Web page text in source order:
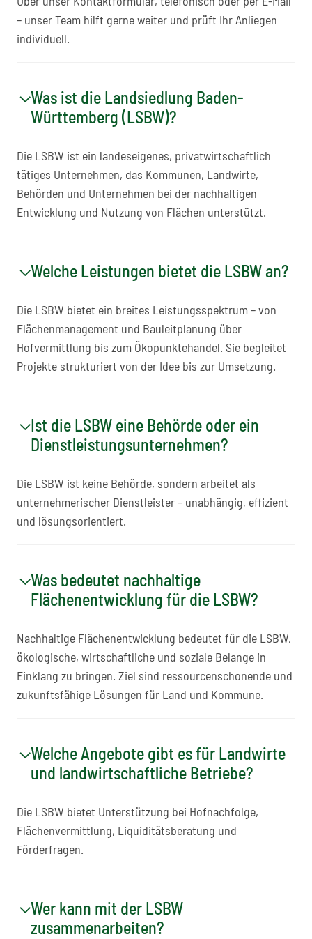
– unser Team hilft gerne weiter und prüft Ihr Anliegen
individuell.
Was ist die Landsiedlung Baden-
Württemberg (LSBW)?
Die LSBW ist ein landeseigenes, privatwirtschaftlich
tätiges Unternehmen, das Kommunen, Landwirte,
Behörden und Unternehmen bei der nachhaltigen
Entwicklung und Nutzung von Flächen unterstützt.
Welche Leistungen bietet die LSBW an?
Die LSBW bietet ein breites Leistungsspektrum – von
Flächenmanagement und Bauleitplanung über
Hofvermittlung bis zum Ökopunktehandel. Sie begleitet
Projekte strukturiert von der Idee bis zur Umsetzung.
Ist die LSBW eine Behörde oder ein
Dienstleistungsunternehmen?
Die LSBW ist keine Behörde, sondern arbeitet als
unternehmerischer Dienstleister – unabhängig, effizient
und lösungsorientiert.
Was bedeutet nachhaltige
Flächenentwicklung für die LSBW?
Nachhaltige Flächenentwicklung bedeutet für die LSBW,
ökologische, wirtschaftliche und soziale Belange in
Einklang zu bringen. Ziel sind ressourcenschonende und
zukunftsfähige Lösungen für Land und Kommune.
Welche Angebote gibt es für Landwirte
und landwirtschaftliche Betriebe?
Die LSBW bietet Unterstützung bei Hofnachfolge,
Flächenvermittlung, Liquiditätsberatung und
Förderfragen.
Wer kann mit der LSBW
zusammenarbeiten?